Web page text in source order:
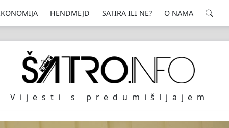
HENDMEJD SATIRA ILI NE? O NAMA
Vijesti s predumišljajem